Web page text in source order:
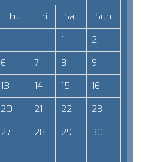
Thu Fri Sat
Sun
1
2
6 7 8
9
13 14 15
16
20 21 22
23
27 28 29
30